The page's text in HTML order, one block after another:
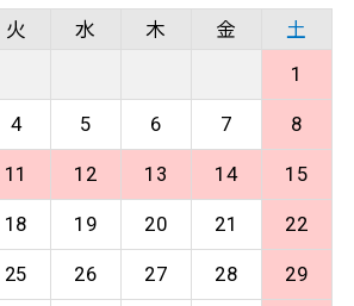
火 水 木 金 土
1
4 5 6 7 8
11 12 13 14 15
18 19 20 21 22
25 26 27 28 29